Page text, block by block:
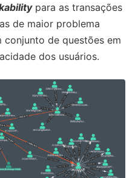
para as transações
de maior problema
conjunto de questões em
dos usuários.